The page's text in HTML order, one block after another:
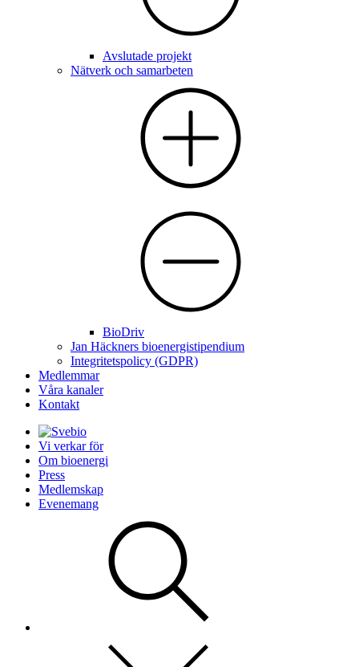
Avslutade projekt
Nätverk och samarbeten
BioDriv
Jan Häckners bioenergistipendium
Integritetspolicy (GDPR)
Medlemmar
Våra kanaler
Kontakt
Vi verkar för
Om bioenergi
Press
Medlemskap
Evenemang